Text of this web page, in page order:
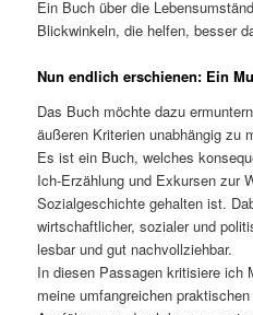
Ein Buch über die
Blickwinkeln, die helfen, besser
Nun endlich erschienen: Ein
Das Buch möchte dazu
äußeren Kriterien unabhängig zu
Es ist ein Buch, welches
Ich-Erzählung und Exkursen zur
Sozialgeschichte gehalten ist.
wirtschaftlicher, sozialer und
lesbar und gut nachvollziehbar.
In diesen Passagen kritisiere ich
meine umfangreichen